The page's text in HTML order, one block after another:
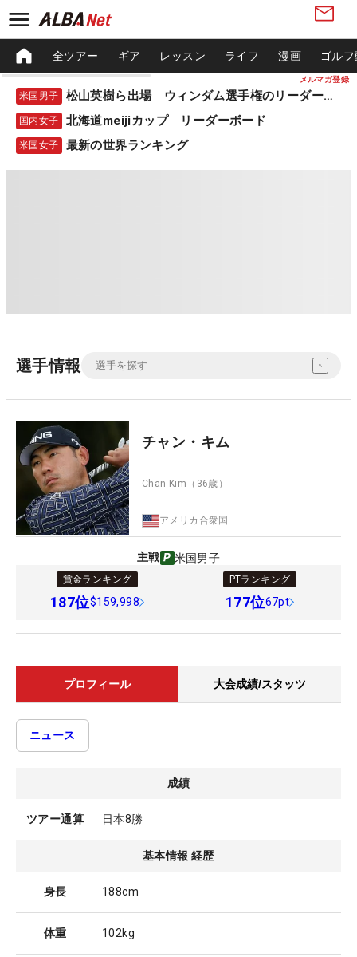
メルマガ登録
全ツアー ギア レッスン ライフ 漫画 ゴル
米国男子 松山英樹ら出場 ウィンダム選手権のリーダーボード
国内女子 北海道meijiカップ リーダーボード
米国女子 最新の世界ランキング
選手情報
チャン・キム
Chan Kim （36歳）
アメリカ合衆国
主戦 米国男子
賞金ランキング
187位$159,998
PTランキング
177位67pt
プロフィール 大会成績/スタッツ
ニュース
成績
ツアー通算 日本8勝
基本情報 経歴
身長 188cm
体重 102kg